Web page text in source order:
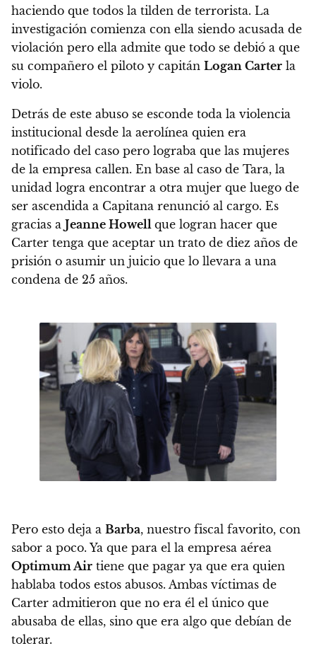
haciendo que todos la tilden de terrorista. La
investigación comienza con ella siendo acusada de
violación pero ella admite que todo se debió a que
su compañero el piloto y capitán Logan Carter la
violo.
Detrás de este abuso se esconde toda la violencia
institucional desde la aerolínea quien era
notificado del caso pero lograba que las mujeres
de la empresa callen. En base al caso de Tara, la
unidad logra encontrar a otra mujer que luego de
ser ascendida a Capitana renunció al cargo. Es
gracias a Jeanne Howell que logran hacer que
Carter tenga que aceptar un trato de diez años de
prisión o asumir un juicio que lo llevara a una
condena de 25 años.
Pero esto deja a Barba, nuestro fiscal favorito, con
sabor a poco. Ya que para el la empresa aérea
Optimum Air tiene que pagar ya que era quien
hablaba todos estos abusos. Ambas víctimas de
Carter admitieron que no era él el único que
abusaba de ellas, sino que era algo que debían de
tolerar.